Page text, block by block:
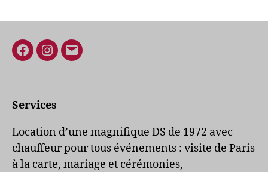
Facebook
Instagram
E-
Services
Location d’une magnifique DS de 1972 avec
chauffeur pour tous événements : visite de Paris
à la carte, mariage et cérémonies,